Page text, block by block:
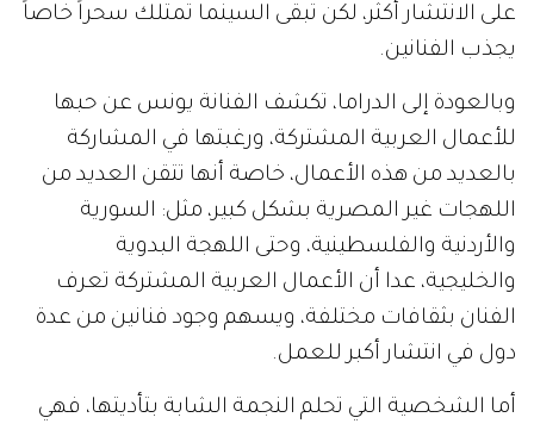
على الانتشار أكثر، لكن تبقى السينما تمتلك سحراً خاصاً
يجذب الفنانين.
وبالعودة إلى الدراما، تكشف الفنانة يونس عن حبها
للأعمال العربية المشتركة، ورغبتها في المشاركة
بالعديد من هذه الأعمال، خاصة أنها تتقن العديد من
اللهجات غير المصرية بشكل كبير، مثل: السورية
والأردنية والفلسطينية، وحتى اللهجة البدوية
والخليجية، عدا أن الأعمال العربية المشتركة تعرف
الفنان بثقافات مختلفة، ويسهم وجود فنانين من عدة
دول في انتشار أكبر للعمل.
أما الشخصية التي تحلم النجمة الشابة بتأديتها، فهي